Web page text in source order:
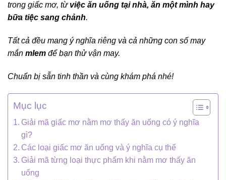
trong giấc mơ, từ việc ăn uống tại nhà, ăn một mình hay
bữa tiệc sang chảnh.
Tất cả đều mang ý nghĩa riêng và cả những con số may
mắn mlem để bạn thử vận may.
Chuẩn bị sẵn tinh thần và cùng khám phá nhé!
Mục lục
Giải mã giấc mơ nằm mơ thấy ăn uống có ý nghĩa
gì?
Các loại giấc mơ ăn uống và ý nghĩa cụ thể
Giải mã từng loại thực phẩm khi nằm mơ thấy ăn
uống